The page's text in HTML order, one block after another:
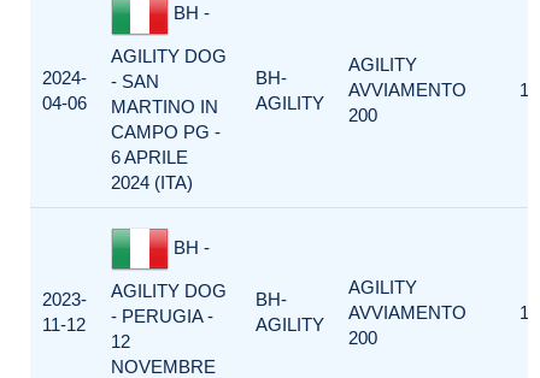
2024-
04-06
BH -
AGILITY DOG
- SAN
MARTINO IN
CAMPO PG -
6 APRILE
2024 (ITA)
BH-
AGILITY
AGILITY
AVVIAMENTO
200
1
2023-
11-12
BH -
AGILITY DOG
- PERUGIA -
12
NOVEMBRE
BH-
AGILITY
AGILITY
AVVIAMENTO
200
1